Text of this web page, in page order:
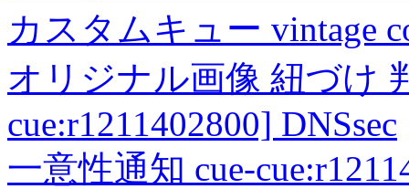
カスタムキュー vintage
オリジナル画像 紐づけ
cue:r1211402800] DNSsec
一意性通知 cue-